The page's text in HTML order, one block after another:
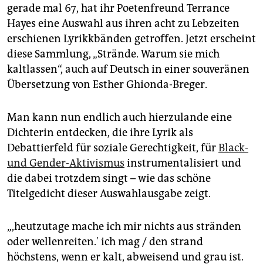
gerade mal 67, hat ihr Poetenfreund Terrance
Hayes eine Auswahl aus ihren acht zu Lebzeiten
erschienen Lyrikkbänden getroffen. Jetzt erscheint
diese Sammlung, „Strände. Warum sie mich
kaltlassen“, auch auf Deutsch in einer souveränen
Übersetzung von Esther Ghionda-Breger.
Man kann nun endlich auch hierzulande eine
Dichterin entdecken, die ihre Lyrik als
Debattierfeld für soziale Gerechtigkeit, fürBlack-
und Gender-Aktivismus instrumentalisiert und
die dabei trotzdem singt – wie das schöne
Titelgedicht dieser Auswahlausgabe zeigt.
„,heutzutage mache ich mir nichts aus stränden
oder wellenreiten.' ich mag / den strand
höchstens, wenn er kalt, abweisend und grau ist.